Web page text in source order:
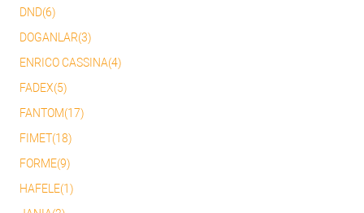
DND(6)
DOGANLAR(3)
ENRICO CASSINA(4)
FADEX(5)
FANTOM(17)
FIMET(18)
FORME(9)
HAFELE(1)